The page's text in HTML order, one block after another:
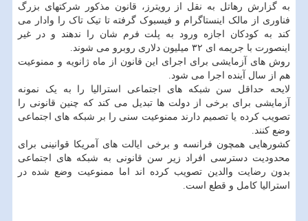
به گزارش رهاتل به نقل از رویترز، قانون مذکور شرکتهای بزرگ
فناوری از مالک اینستاگرام و فیسبوک گرفته تا تیک تاک را وادار می
کند به کودکان اجازه ورود به پلت فرم شان را ندهند و در غیر
اینصورت با جریمه ای ۳۲ میلیون دلاری روبرو می شوند.
روش های آزمایشی برای اجرای این قانون از ماه ژانویه و ممنوعیت
هم از سال آینده اجرا می شود.
لایحه حداقل سن شبکه های اجتماعی استرالیا را به یک نمونه
آزمایشی برای برخی از دولت ها تبدیل می کند که چنین قانونی را
تصویب کرده یا تصمیم دارند ممنوعیت سنی را بر شبکه های اجتماعی
وضع کنند.
کشورهایی همچون فرانسه و برخی ایالت های آمریکا قوانینی برای
محدودیت دسترسی افراد زیر سن قانونی به شبکه های اجتماعی
بدون رضایت والدین تصویب کرده اند اما ممنوعیت وضع شده در
استرالیا کامل و قطع است.